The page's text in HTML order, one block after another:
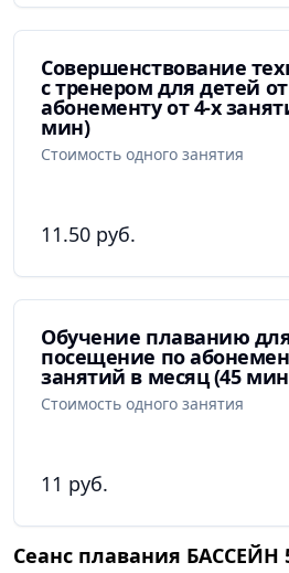
улучшить свои навыки
насладиться активным отдыхом
Совершенствование
с тренером для детей
абонементу от 4-х
мин)
Стоимость одного занятия
11.50 руб.
Обучение плаванию
посещение по
занятий в месяц (45
Стоимость одного занятия
11 руб.
Сеанс плавания БАССЕЙН